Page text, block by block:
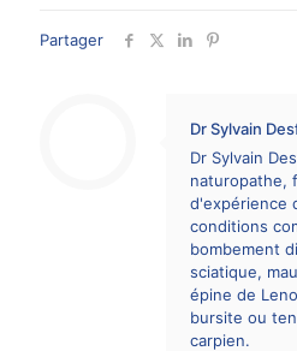
Partager
Dr Sylvain
Dr Sylvain
naturopathe,
d'expérience
conditions
bombement
sciatique,
épine de
bursite ou
carpien.